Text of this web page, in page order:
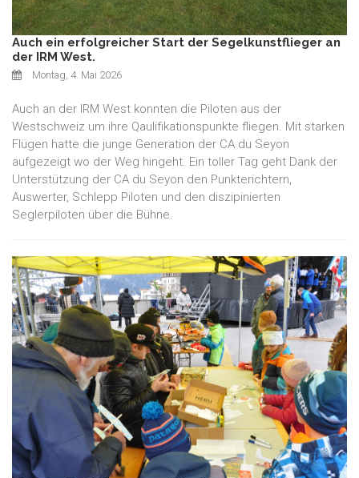
Auch ein erfolgreicher Start der Segelkunstflieger an
der IRM West.
Montag, 4. Mai 2026
Auch an der IRM West konnten die Piloten aus der
Westschweiz um ihre Qaulifikationspunkte fliegen. Mit starken
Flügen hatte die junge Generation der CA du Seyon
aufgezeigt wo der Weg hingeht. Ein toller Tag geht Dank der
Unterstützung der CA du Seyon den Punkterichtern,
Auswerter, Schlepp Piloten und den diszipinierten
Seglerpiloten über die Bühne.